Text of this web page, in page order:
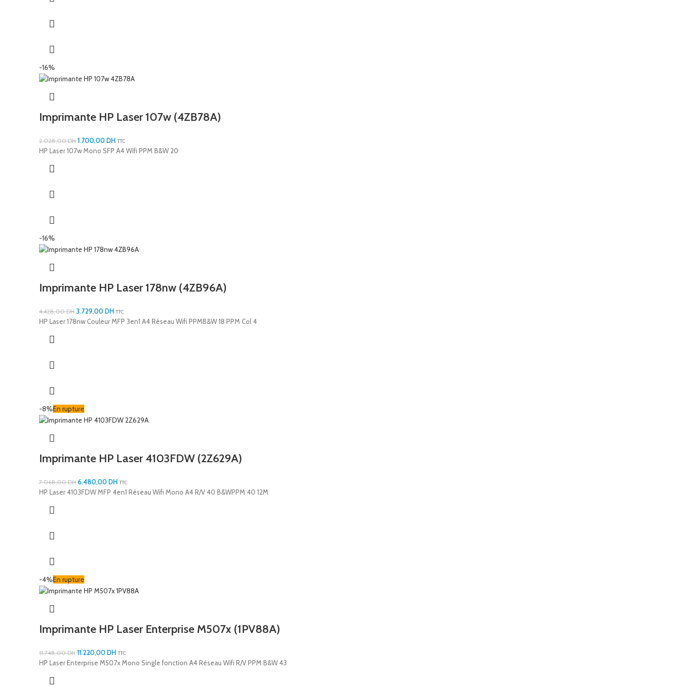
-16%
Imprimante HP Laser 107w (4ZB78A)
2.028,00DH 1.700,00DH TTC
HP Laser 107w Mono SFP A4 Wifi PPM B&W 20
-16%
Imprimante HP Laser 178nw (4ZB96A)
4.428,00DH 3.729,00DH TTC
HP Laser 178nw Couleur MFP 3en1 A4 Réseau Wifi PPMB&W 18 PPM Col 4
-8%En rupture
Imprimante HP Laser 4103FDW (2Z629A)
7.068,00DH 6.480,00DH TTC
HP Laser 4103FDW MFP 4en1 Réseau Wifi Mono A4 R/V 40 B&WPPM 40 12M
-4%En rupture
Imprimante HP Laser Enterprise M507x (1PV88A)
11.748,00DH 11.220,00DH TTC
HP Laser Enterprise M507x Mono Single fonction A4 Réseau Wifi R/V PPM B&W 43